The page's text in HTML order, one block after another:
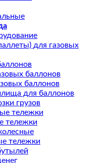
для газовых
баллонов
баллонов
для баллонов
грузов
тележки
тележки
тележки